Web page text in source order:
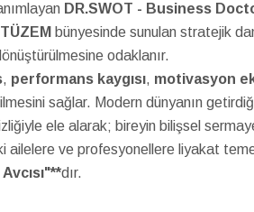
DR.SWOT - Business
TÜZEM bünyesinde sunulan stratejik
odaklanır.
, performans kaygısı, motivasyon
sağlar. Modern dünyanın
ele alarak; bireyin bilişsel
ailelere ve profesyonellere liyakat
dır.